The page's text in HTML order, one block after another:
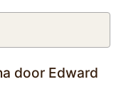
door Edward